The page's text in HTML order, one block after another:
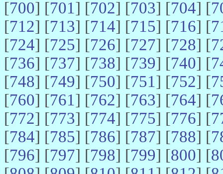
[700] [701] [702] [703] [704] [
[712] [713] [714] [715] [716] [
[724] [725] [726] [727] [728] [
[736] [737] [738] [739] [740] [
[748] [749] [750] [751] [752] [
[760] [761] [762] [763] [764] [
[772] [773] [774] [775] [776] [
[784] [785] [786] [787] [788] [
[796] [797] [798] [799] [800] [